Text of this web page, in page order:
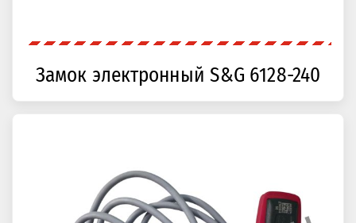
Замок электронный S&G 6128-240